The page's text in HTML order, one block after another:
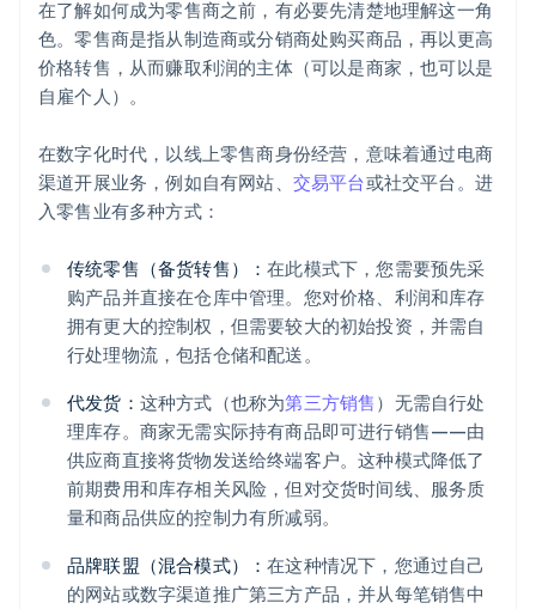
在了解如何成为零售商之前，有必要先清楚地理解这一角
色。零售商是指从制造商或分销商处购买商品，再以更高
价格转售，从而赚取利润的主体（可以是商家，也可以是
自雇个人）。
在数字化时代，以线上零售商身份经营，意味着通过电商
渠道开展业务，例如自有网站、 交易平台或社交平台。进
入零售业有多种方式：
传统零售（备货转售）：在此模式下，您需要预先采
购产品并直接在仓库中管理。您对价格、利润和库存
拥有更大的控制权，但需要较大的初始投资，并需自
行处理物流，包括仓储和配送。
代发货： 这种方式（也称为第三方销售 ）无需自行处
理库存。商家无需实际持有商品即可进行销售——由
供应商直接将货物发送给终端客户。这种模式降低了
前期费用和库存相关风险，但对交货时间线、服务质
量和商品供应的控制力有所减弱。
品牌联盟（混合模式）：在这种情况下，您通过自己
的网站或数字渠道推广第三方产品，并从每笔销售中